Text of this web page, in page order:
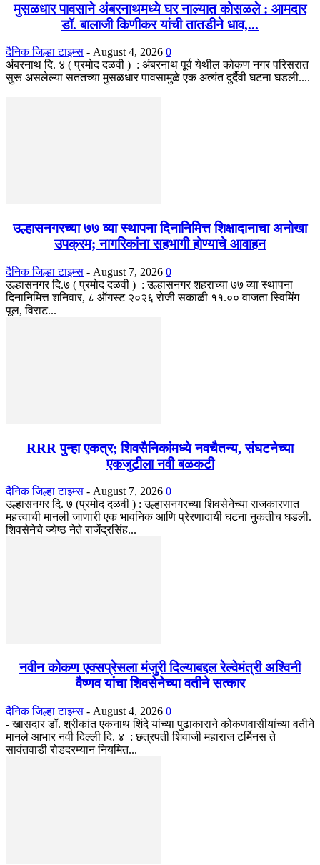
मुसळधार पावसाने अंबरनाथमध्ये घर नाल्यात कोसळले : आमदार
डॉ. बालाजी किणीकर यांची तातडीने धाव,...
दैनिक जिल्हा टाइम्स - August 4, 2026 0
अंबरनाथ दि. ४ ( प्रमोद दळवी ) : अंबरनाथ पूर्व येथील कोकण नगर परिसरात
सुरू असलेल्या सततच्या मुसळधार पावसामुळे एक अत्यंत दुर्दैवी घटना घडली....
उल्हासनगरच्या ७७ व्या स्थापना दिनानिमित्त शिक्षादानाचा अनोखा
उपक्रम; नागरिकांना सहभागी होण्याचे आवाहन
दैनिक जिल्हा टाइम्स - August 7, 2026 0
उल्हासनगर दि.७ ( प्रमोद दळवी ) : उल्हासनगर शहराच्या ७७ व्या स्थापना
दिनानिमित्त शनिवार, ८ ऑगस्ट २०२६ रोजी सकाळी ११.०० वाजता स्विमिंग
पूल, विराट...
RRR पुन्हा एकत्र; शिवसैनिकांमध्ये नवचैतन्य, संघटनेच्या
एकजुटीला नवी बळकटी
दैनिक जिल्हा टाइम्स - August 7, 2026 0
उल्हासनगर दि. ७ (प्रमोद दळवी ) : उल्हासनगरच्या शिवसेनेच्या राजकारणात
महत्त्वाची मानली जाणारी एक भावनिक आणि प्रेरणादायी घटना नुकतीच घडली.
शिवसेनेचे ज्येष्ठ नेते राजेंद्रसिंह...
नवीन कोकण एक्सप्रेसला मंजुरी दिल्याबद्दल रेल्वेमंत्री अश्विनी
वैष्णव यांचा शिवसेनेच्या वतीने सत्कार
दैनिक जिल्हा टाइम्स - August 4, 2026 0
- खासदार डॉ. श्रीकांत एकनाथ शिंदे यांच्या पुढाकाराने कोकणवासीयांच्या वतीने
मानले आभार नवी दिल्ली दि. ४ : छत्रपती शिवाजी महाराज टर्मिनस ते
सावंतवाडी रोडदरम्यान नियमित...